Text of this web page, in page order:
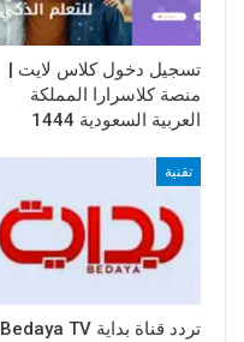
تسجيل دخول كلاس لايت |
منصة كلاسرارا المملكة
العربية السعودية 1444
تقنية
تردد قناة بداية Bedaya TV